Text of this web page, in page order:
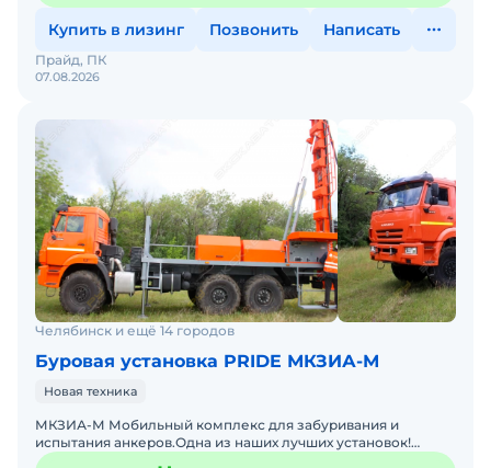
Купить в лизинг Позвонить Написать
07.08.2026
Прайд, ПК
Челябинск и ещё 14 городов
Буровая установка PRIDE МКЗИА-М
Новая техника
МКЗИА-М Мобильный комплекс для забуривания и
испытания анкеров.Одна из наших лучших установок!
Шасси автомобиля высокой проходимости Дистанционное